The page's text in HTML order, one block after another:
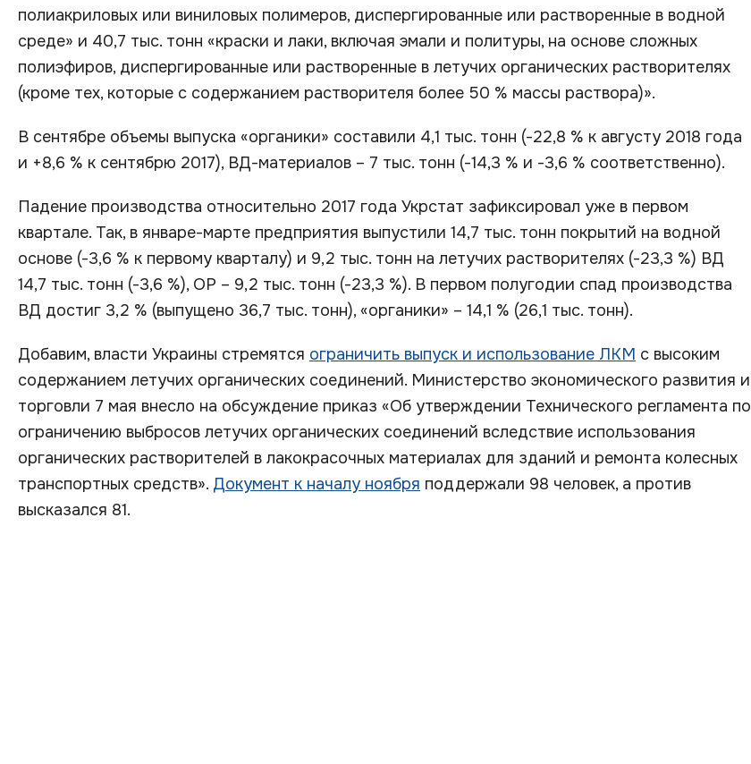
полиакриловых или виниловых полимеров, диспергированные или растворенные в водной
среде» и 40,7 тыс. тонн «краски и лаки, включая эмали и политуры, на основе сложных
полиэфиров, диспергированные или растворенные в летучих органических растворителях
(кроме тех, которые с содержанием растворителя более 50 % массы раствора)».
В сентябре объемы выпуска «органики» составили 4,1 тыс. тонн (-22,8 % к августу 2018 года
и +8,6 % к сентябрю 2017), ВД-материалов – 7 тыс. тонн (-14,3 % и -3,6 % соответственно).
Падение производства относительно 2017 года Укрстат зафиксировал уже в первом
квартале. Так, в январе-марте предприятия выпустили 14,7 тыс. тонн покрытий на водной
основе (-3,6 % к первому кварталу) и 9,2 тыс. тонн на летучих растворителях (-23,3 %) ВД
14,7 тыс. тонн (-3,6 %), ОР – 9,2 тыс. тонн (-23,3 %). В первом полугодии спад производства
ВД достиг 3,2 % (выпущено 36,7 тыс. тонн), «органики» – 14,1 % (26,1 тыс. тонн).
Добавим, власти Украины стремятся ограничить выпуск и использование ЛКМ с высоким
содержанием летучих органических соединений. Министерство экономического развития и
торговли 7 мая внесло на обсуждение приказ «Об утверждении Технического регламента по
ограничению выбросов летучих органических соединений вследствие использования
органических растворителей в лакокрасочных материалах для зданий и ремонта колесных
транспортных средств». Документ к началу ноября поддержали 98 человек, а против
высказался 81.